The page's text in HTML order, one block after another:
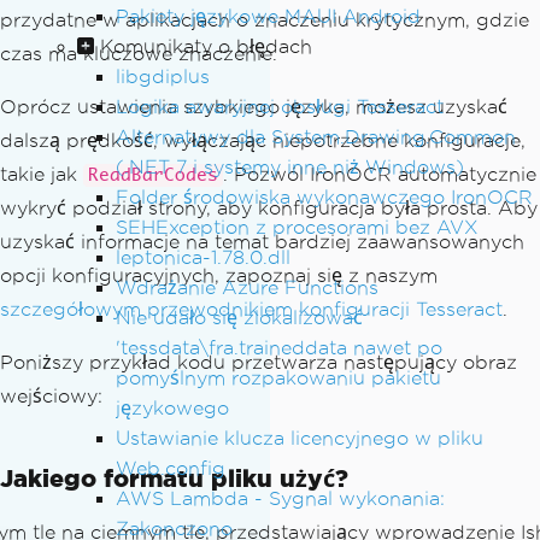
Pakiety językowe MAUI Android
Komunikaty o błędach
libgdiplus
Logika awaryjnej obsługi Tesseract
Alternatywy dla System.Drawing.Common
(.NET 7 i systemy inne niż Windows)
Folder środowiska wykonawczego IronOCR
SEHException z procesorami bez AVX
leptonica-1.78.0.dll
Wdrażanie Azure Functions
Nie udało się zlokalizować
'tessdata\fra.traineddata nawet po
pomyślnym rozpakowaniu pakietu
językowego
Ustawianie klucza licencyjnego w pliku
Web.config
AWS Lambda - Sygnal wykonania:
Zakonczono
przydatne w aplikacjach o znaczeniu krytycznym, gdzie
czas ma kluczowe znaczenie.
Oprócz ustawienia szybkiego języka, możesz uzyskać
dalszą prędkość, wyłączając niepotrzebne konfiguracje,
takie jak
ReadBarCodes . Pozwól IronOCR automatycznie
wykryć podział strony, aby konfiguracja była prosta. Aby
uzyskać informacje na temat bardziej zaawansowanych
opcji konfiguracyjnych, zapoznaj się z naszym
szczegółowym przewodnikiem konfiguracji Tesseract
Poniższy przykład kodu przetwarza następujący obraz
wejściowy:
Jakiego formatu pliku użyć?